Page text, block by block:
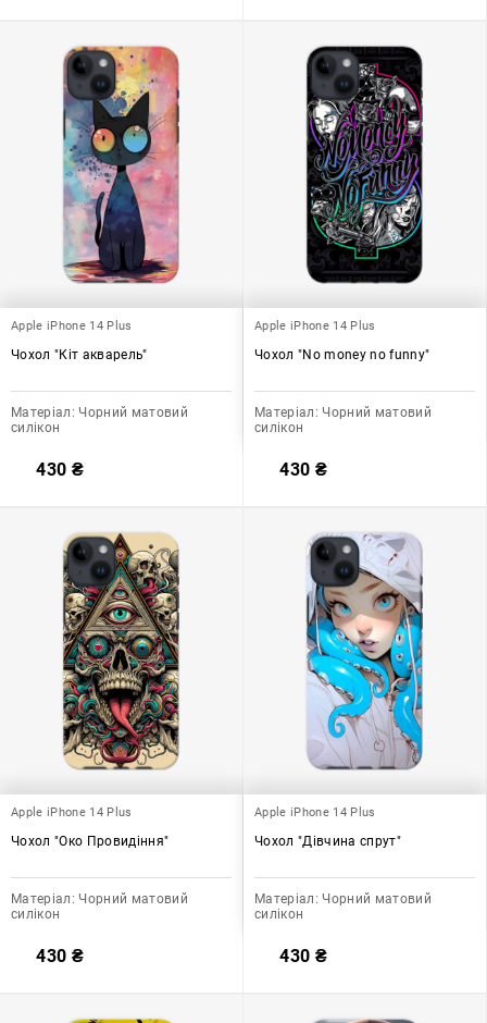
Apple iPhone 14 Plus
Чохол "Кіт акварель"
Матеріал: Чорний матовий
силікон
430 ₴
Apple iPhone 14 Plus
Чохол "No money no funny"
Матеріал: Чорний матовий
силікон
430 ₴
Apple iPhone 14 Plus
Чохол "Око Провидіння"
Матеріал: Чорний матовий
силікон
430 ₴
Apple iPhone 14 Plus
Чохол "Дівчина спрут"
Матеріал: Чорний матовий
силікон
430 ₴